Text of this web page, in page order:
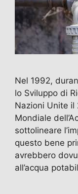
Nel 1992,
lo Sviluppo di
Nazioni Unite il
Mondiale
sottolineare
questo bene
avrebbero
all’acqua